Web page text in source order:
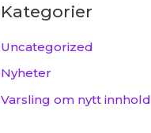
Kategorier
Uncategorized
Nyheter
Varsling om nytt innhold